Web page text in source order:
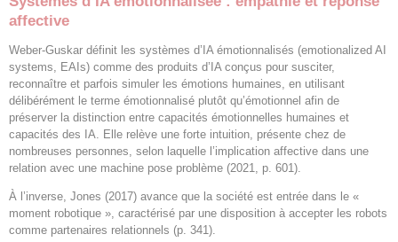
affective
Weber-Guskar définit les systèmes d’IA émotionnalisés (emotionalized AI
systems, EAIs) comme des produits d’IA conçus pour susciter,
reconnaître et parfois simuler les émotions humaines, en utilisant
délibérément le terme émotionnalisé plutôt qu’émotionnel afin de
préserver la distinction entre capacités émotionnelles humaines et
capacités des IA. Elle relève une forte intuition, présente chez de
nombreuses personnes, selon laquelle l’implication affective dans une
relation avec une machine pose problème (2021, p. 601).
À l’inverse, Jones (2017) avance que la société est entrée dans le «
moment robotique », caractérisé par une disposition à accepter les robots
comme partenaires relationnels (p. 341).